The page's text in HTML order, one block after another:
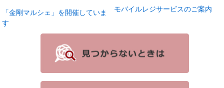
「金剛マルシェ」を開催していま
す
モバイルレジサービスのご案内